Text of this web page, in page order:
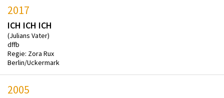
2017
ICH ICH ICH
(Julians Vater)
dffb
Regie: Zora Rux
Berlin/Uckermark
2005